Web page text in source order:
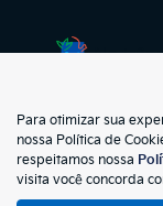
No
73.695.397/
Para otimizar sua
nossa Política de
respeitamos nossa
visita você concorda